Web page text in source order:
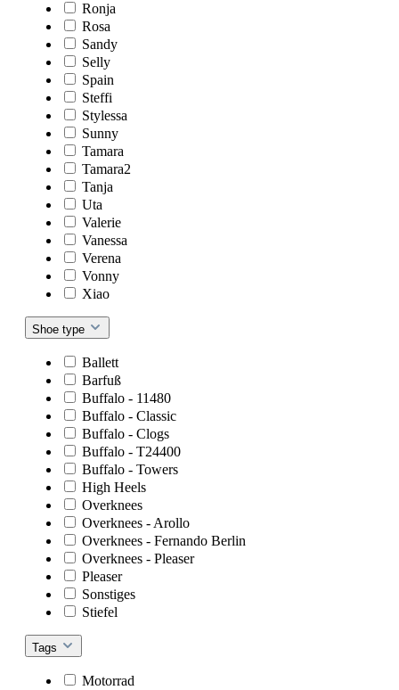
Ronja
Rosa
Sandy
Selly
Spain
Steffi
Stylessa
Sunny
Tamara
Tamara2
Tanja
Uta
Valerie
Vanessa
Verena
Vonny
Xiao
Shoe type
Ballett
Barfuß
Buffalo - 11480
Buffalo - Classic
Buffalo - Clogs
Buffalo - T24400
Buffalo - Towers
High Heels
Overknees
Overknees - Arollo
Overknees - Fernando Berlin
Overknees - Pleaser
Pleaser
Sonstiges
Stiefel
Tags
Motorrad